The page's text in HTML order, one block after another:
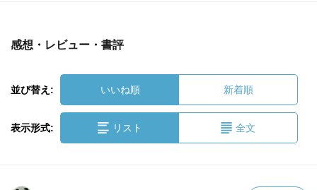
感想・レビュー・書評
並び替え: いいね順 新着順
表示形式: リスト 全文